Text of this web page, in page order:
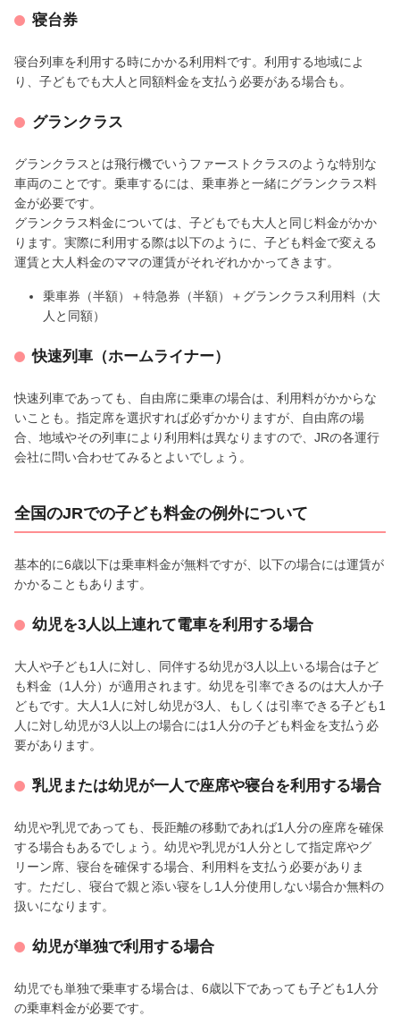
寝台券
寝台列車を利用する時にかかる利用料です。利用する地域によ
り、子どもでも大人と同額料金を支払う必要がある場合も。
グランクラス
グランクラスとは飛行機でいうファーストクラスのような特別な
車両のことです。乗車するには、乗車券と一緒にグランクラス料
金が必要です。
グランクラス料金については、子どもでも大人と同じ料金がかか
ります。実際に利用する際は以下のように、子ども料金で変える
運賃と大人料金のママの運賃がそれぞれかかってきます。
乗車券（半額）＋特急券（半額）＋グランクラス利用料（大
人と同額）
快速列車（ホームライナー）
快速列車であっても、自由席に乗車の場合は、利用料がかからな
いことも。指定席を選択すれば必ずかかりますが、自由席の場
合、地域やその列車により利用料は異なりますので、JRの各運行
会社に問い合わせてみるとよいでしょう。
全国のJRでの子ども料金の例外について
基本的に6歳以下は乗車料金が無料ですが、以下の場合には運賃が
かかることもあります。
幼児を3人以上連れて電車を利用する場合
大人や子ども1人に対し、同伴する幼児が3人以上いる場合は子ど
も料金（1人分）が適用されます。幼児を引率できるのは大人か子
どもです。大人1人に対し幼児が3人、もしくは引率できる子ども1
人に対し幼児が3人以上の場合には1人分の子ども料金を支払う必
要があります。
乳児または幼児が一人で座席や寝台を利用する場合
幼児や乳児であっても、長距離の移動であれば1人分の座席を確保
する場合もあるでしょう。幼児や乳児が1人分として指定席やグ
リーン席、寝台を確保する場合、利用料を支払う必要がありま
す。ただし、寝台で親と添い寝をし1人分使用しない場合か無料の
扱いになります。
幼児が単独で利用する場合
幼児でも単独で乗車する場合は、6歳以下であっても子ども1人分
の乗車料金が必要です。